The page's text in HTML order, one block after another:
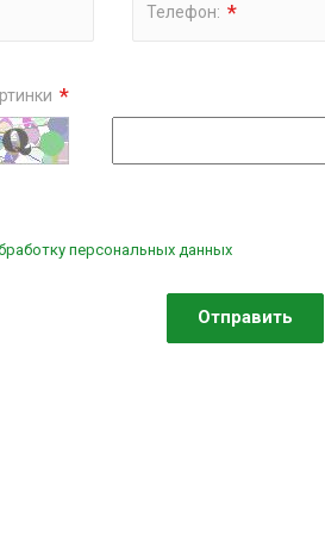
Телефон: *
*
персональных данных